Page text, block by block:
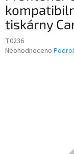
tiskárny
T0236
Průměrné
Neohodnoceno